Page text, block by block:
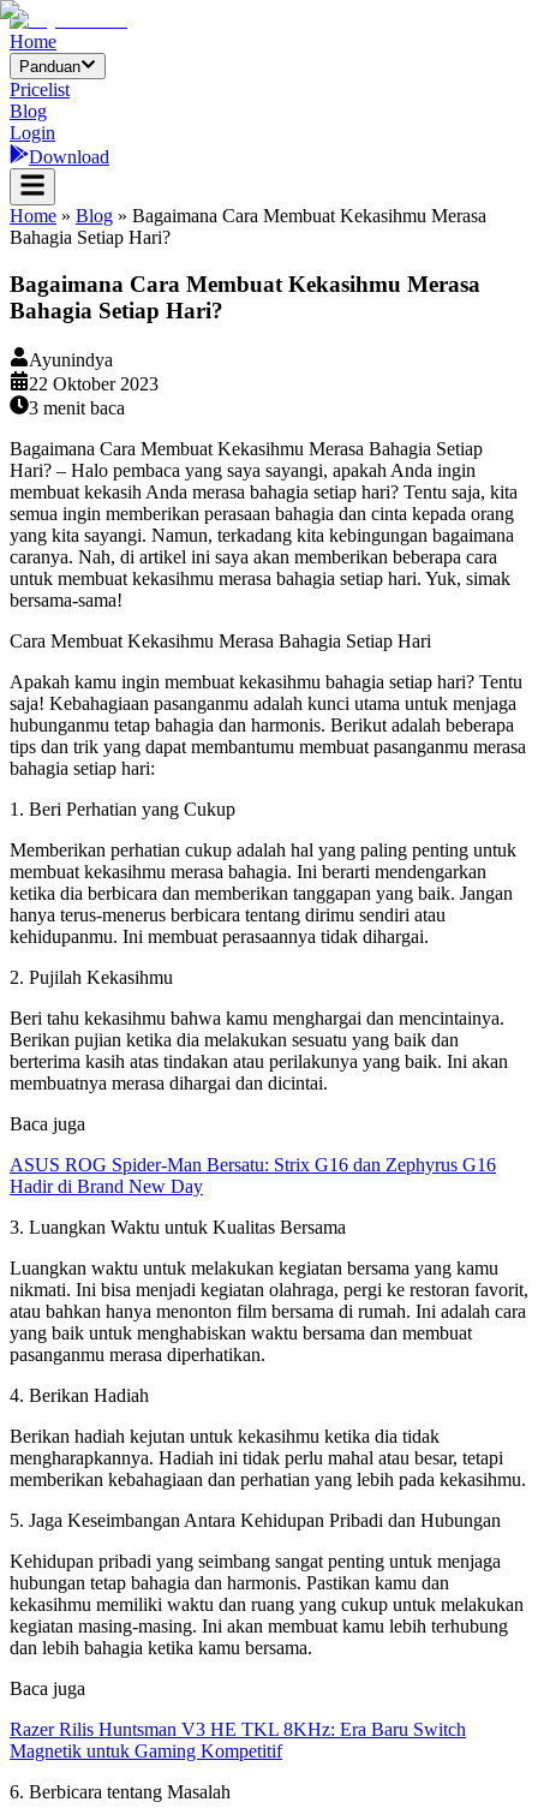
Home
Panduan
Pricelist
Blog
Login
Download
Home » Blog » Bagaimana Cara Membuat Kekasihmu Merasa
Bahagia Setiap Hari?
Bagaimana Cara Membuat Kekasihmu Merasa
Bahagia Setiap Hari?
Ayunindya
22 Oktober 2023
3 menit baca
Bagaimana Cara Membuat Kekasihmu Merasa Bahagia Setiap
Hari? – Halo pembaca yang saya sayangi, apakah Anda ingin
membuat kekasih Anda merasa bahagia setiap hari? Tentu saja, kita
semua ingin memberikan perasaan bahagia dan cinta kepada orang
yang kita sayangi. Namun, terkadang kita kebingungan bagaimana
caranya. Nah, di artikel ini saya akan memberikan beberapa cara
untuk membuat kekasihmu merasa bahagia setiap hari. Yuk, simak
bersama-sama!
Cara Membuat Kekasihmu Merasa Bahagia Setiap Hari
Apakah kamu ingin membuat kekasihmu bahagia setiap hari? Tentu
saja! Kebahagiaan pasanganmu adalah kunci utama untuk menjaga
hubunganmu tetap bahagia dan harmonis. Berikut adalah beberapa
tips dan trik yang dapat membantumu membuat pasanganmu merasa
bahagia setiap hari:
1. Beri Perhatian yang Cukup
Memberikan perhatian cukup adalah hal yang paling penting untuk
membuat kekasihmu merasa bahagia. Ini berarti mendengarkan
ketika dia berbicara dan memberikan tanggapan yang baik. Jangan
hanya terus-menerus berbicara tentang dirimu sendiri atau
kehidupanmu. Ini membuat perasaannya tidak dihargai.
2. Pujilah Kekasihmu
Beri tahu kekasihmu bahwa kamu menghargai dan mencintainya.
Berikan pujian ketika dia melakukan sesuatu yang baik dan
berterima kasih atas tindakan atau perilakunya yang baik. Ini akan
membuatnya merasa dihargai dan dicintai.
Baca juga
ASUS ROG Spider-Man Bersatu: Strix G16 dan Zephyrus G16
Hadir di Brand New Day
3. Luangkan Waktu untuk Kualitas Bersama
Luangkan waktu untuk melakukan kegiatan bersama yang kamu
nikmati. Ini bisa menjadi kegiatan olahraga, pergi ke restoran favorit,
atau bahkan hanya menonton film bersama di rumah. Ini adalah cara
yang baik untuk menghabiskan waktu bersama dan membuat
pasanganmu merasa diperhatikan.
4. Berikan Hadiah
Berikan hadiah kejutan untuk kekasihmu ketika dia tidak
mengharapkannya. Hadiah ini tidak perlu mahal atau besar, tetapi
memberikan kebahagiaan dan perhatian yang lebih pada kekasihmu.
5. Jaga Keseimbangan Antara Kehidupan Pribadi dan Hubungan
Kehidupan pribadi yang seimbang sangat penting untuk menjaga
hubungan tetap bahagia dan harmonis. Pastikan kamu dan
kekasihmu memiliki waktu dan ruang yang cukup untuk melakukan
kegiatan masing-masing. Ini akan membuat kamu lebih terhubung
dan lebih bahagia ketika kamu bersama.
Baca juga
Razer Rilis Huntsman V3 HE TKL 8KHz: Era Baru Switch
Magnetik untuk Gaming Kompetitif
6. Berbicara tentang Masalah